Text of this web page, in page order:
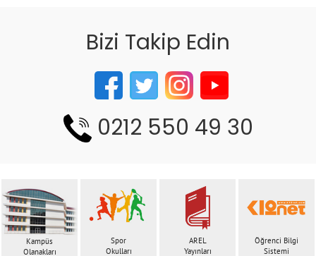
Bizi Takip Edin
0212 550 49 30
Kampüs
Olanakları
Spor
Okulları
AREL
Yayınları
Öğrenci Bilgi
Sistemi